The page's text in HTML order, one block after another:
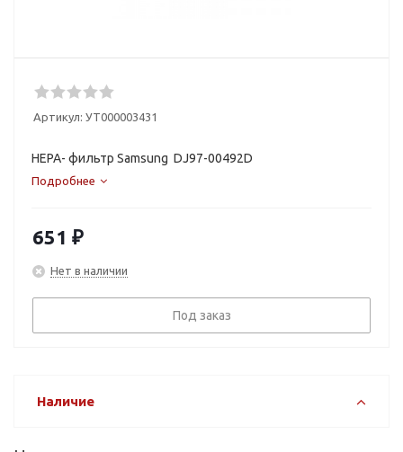
Артикул: УТ000003431
HEPA- фильтр Samsung DJ97-00492D
Подробнее
651 ₽
Нет в наличии
Под заказ
Наличие